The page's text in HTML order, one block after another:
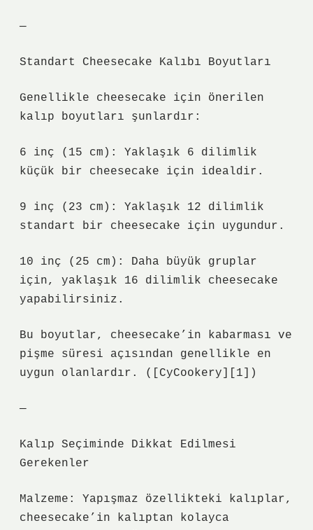
—
Standart Cheesecake Kalıbı Boyutları
Genellikle cheesecake için önerilen
kalıp boyutları şunlardır:
6 inç (15 cm): Yaklaşık 6 dilimlik
küçük bir cheesecake için idealdir.
9 inç (23 cm): Yaklaşık 12 dilimlik
standart bir cheesecake için uygundur.
10 inç (25 cm): Daha büyük gruplar
için, yaklaşık 16 dilimlik cheesecake
yapabilirsiniz.
Bu boyutlar, cheesecake’in kabarması ve
pişme süresi açısından genellikle en
uygun olanlardır. ([CyCookery][1])
—
Kalıp Seçiminde Dikkat Edilmesi
Gerekenler
Malzeme: Yapışmaz özellikteki kalıplar,
cheesecake’in kalıptan kolayca